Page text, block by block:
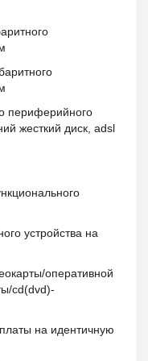
периферийного
жесткий диск, adsl
устройства на
оперативной
cd(dvd)-
на идентичную